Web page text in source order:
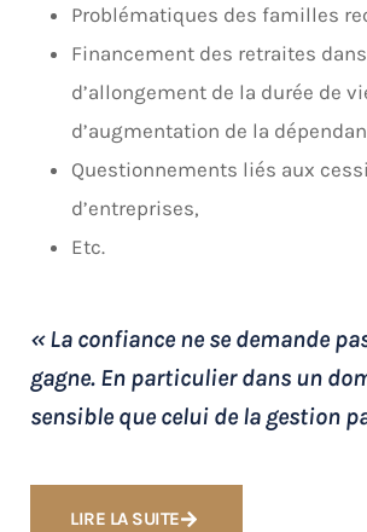
Problématiques des familles
Financement des retraites
d’allongement de la durée de
d’augmentation de la
Questionnements liés aux
d’entreprises,
Etc.
« La confiance ne se demande
gagne. En particulier dans un
sensible que celui de la gestion
LIRE LA SUITE